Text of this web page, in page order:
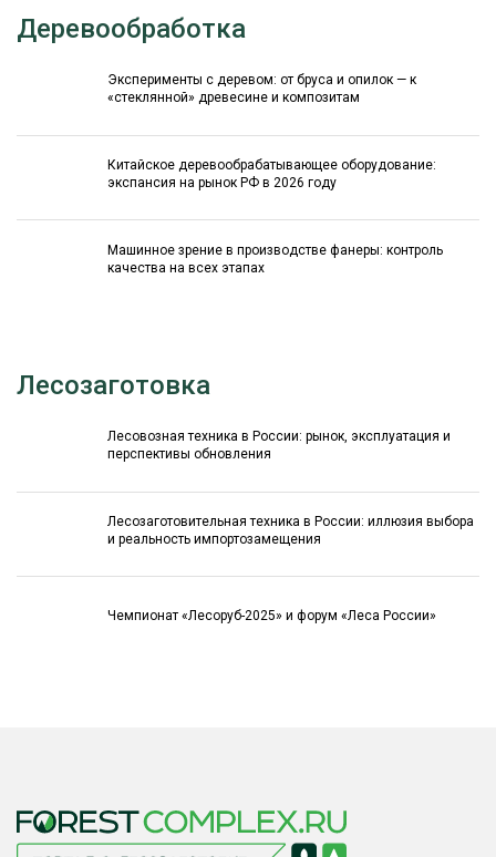
Деревообработка
Эксперименты с деревом: от бруса и опилок — к
«стеклянной» древесине и композитам
Китайское деревообрабатывающее оборудование:
экспансия на рынок РФ в 2026 году
Машинное зрение в производстве фанеры: контроль
качества на всех этапах
Лесозаготовка
Лесовозная техника в России: рынок, эксплуатация и
перспективы обновления
Лесозаготовительная техника в России: иллюзия выбора
и реальность импортозамещения
Чемпионат «Лесоруб-2025» и форум «Леса России»